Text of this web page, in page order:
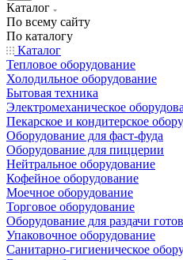
Каталог
По всему сайту
По каталогу
Каталог
Тепловое оборудование
Холодильное оборудование
Бытовая техника
Электромеханическое
Пекарское и кондитерское
Оборудование для фаст-фуда
Оборудование для пиццерии
Нейтральное оборудование
Кофейное оборудование
Моечное оборудование
Торговое оборудование
Оборудование для раздачи
Упаковочное оборудование
Санитарно-гигиеническое